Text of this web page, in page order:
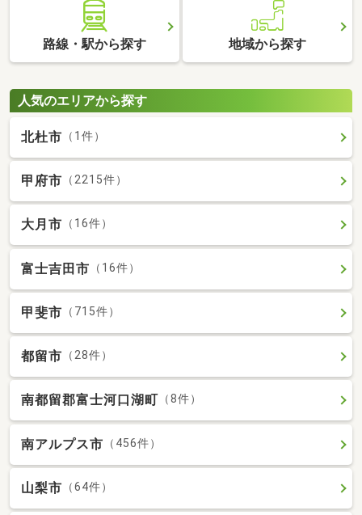
路線・駅から探す 地域から探す
人気のエリアから探す
北杜市 （1件）
甲府市 （2215件）
大月市 （16件）
富士吉田市 （16件）
甲斐市 （715件）
都留市 （28件）
南都留郡富士河口湖町 （8件）
南アルプス市 （456件）
山梨市 （64件）